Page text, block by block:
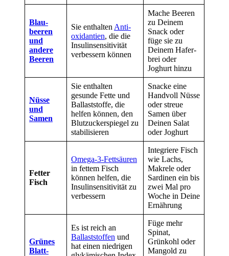
Blau­
beeren
und
andere
Beeren
Sie enthalten Anti­
oxi­dantien, die die
Insulin­sensitivität
verbessern können
Mache Beeren
zu Deinem
Snack oder
füge sie zu
Deinem Hafer­
brei oder
Joghurt hinzu
Nüsse
und
Samen
Sie enthalten
gesunde Fette und
Ballast­stoffe, die
helfen können, den
Blut­zucker­spiegel zu
stabilisieren
Snacke eine
Handvoll Nüsse
oder streue
Samen über
Deinen Salat
oder Joghurt
Fetter
Fisch
Omega-3-Fettsäuren
in fettem Fisch
können helfen, die
Insulin­sensitivität zu
verbessern
Integriere Fisch
wie Lachs,
Makrele oder
Sardinen ein bis
zwei Mal pro
Woche in Deine
Ernährung
Grünes
Blatt­
Es ist reich an
Ballast­stoffen und
hat einen niedrigen
Füge mehr
Spinat,
Grünkohl oder
Mangold zu